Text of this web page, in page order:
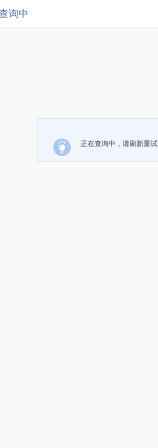
询中
正在查询中，请刷新重试